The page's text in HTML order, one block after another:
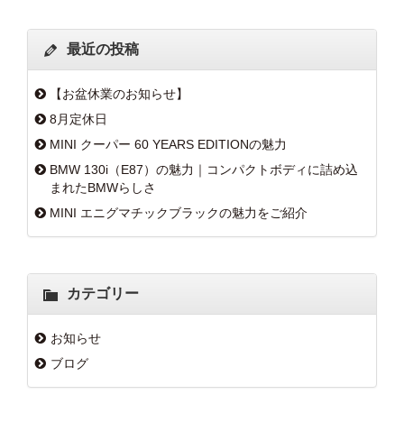
最近の投稿
【お盆休業のお知らせ】
8月定休日
MINI クーパー 60 YEARS EDITIONの魅力
BMW 130i（E87）の魅力｜コンパクトボディに詰め込
まれたBMWらしさ
MINI エニグマチックブラックの魅力をご紹介
カテゴリー
お知らせ
ブログ